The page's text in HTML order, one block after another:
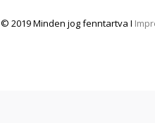
© 2019 Minden jog fenntartva I